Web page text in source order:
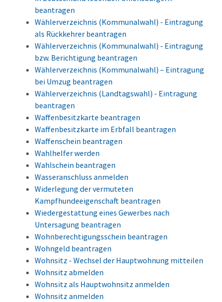
beantragen
Wählerverzeichnis (Kommunalwahl) - Eintragung
als Rückkehrer beantragen
Wählerverzeichnis (Kommunalwahl) - Eintragung
bzw. Berichtigung beantragen
Wählerverzeichnis (Kommunalwahl) – Eintragung
bei Umzug beantragen
Wählerverzeichnis (Landtagswahl) - Eintragung
beantragen
Waffenbesitzkarte beantragen
Waffenbesitzkarte im Erbfall beantragen
Waffenschein beantragen
Wahlhelfer werden
Wahlschein beantragen
Wasseranschluss anmelden
Widerlegung der vermuteten
Kampfhundeeigenschaft beantragen
Wiedergestattung eines Gewerbes nach
Untersagung beantragen
Wohnberechtigungsschein beantragen
Wohngeld beantragen
Wohnsitz - Wechsel der Hauptwohnung mitteilen
Wohnsitz abmelden
Wohnsitz als Hauptwohnsitz anmelden
Wohnsitz anmelden